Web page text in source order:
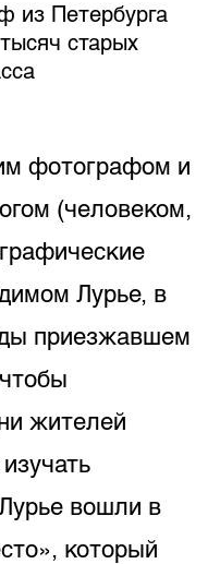
из Петербурга
старых
фотографом и
(человеком,
Лурье, в
приезжавшем
жителей
вошли в
который